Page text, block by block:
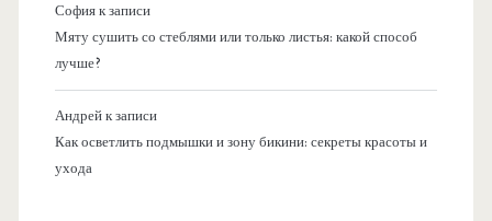
Софияк записи
Мяту сушить со стеблями или только листья: какой способ
лучше?
Андрейк записи
Как осветлить подмышки и зону бикини: секреты красоты и
ухода